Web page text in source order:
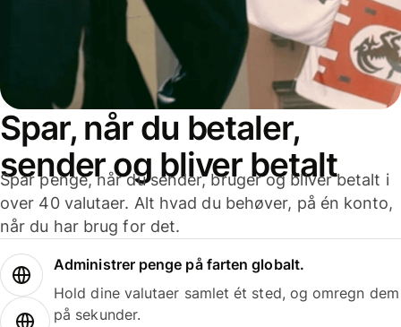
Spar, når du betaler,
sender og bliver betalt
Spar penge, når du sender, bruger og bliver betalt i
over 40 valutaer. Alt hvad du behøver, på én konto,
når du har brug for det.
Administrer penge på farten globalt.
Hold dine valutaer samlet ét sted, og omregn dem
på sekunder.